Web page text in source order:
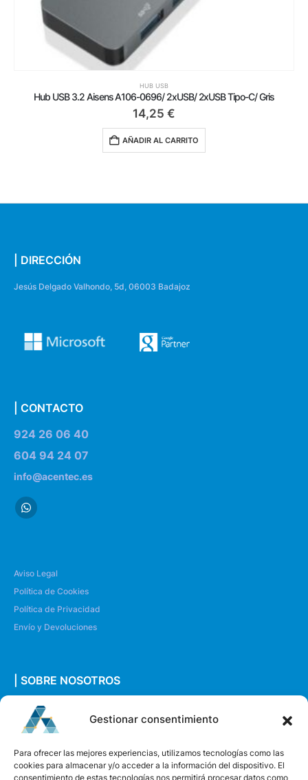
Gestionar consentimiento
Para ofrecer las mejores experiencias, utilizamos tecnologías como las
cookies para almacenar y/o acceder a la información del dispositivo. El
consentimiento de estas tecnologías nos permitirá procesar datos como
HUB USB
Hub USB 3.2 Aisens A106-0696/ 2xUSB/ 2xUSB Tipo-C/ Gris
14,25 €
AÑADIR AL CARRITO
| DIRECCIÓN
Jesús Delgado Valhondo, 5d, 06003 Badajoz
| CONTACTO
924 26 06 40
604 94 24 07
info@acentec.es
Aviso Legal
Política de Cookies
Política de Privacidad
Envío y Devoluciones
| SOBRE NOSOTROS
Quiénes somos
Envíanos un mensaje